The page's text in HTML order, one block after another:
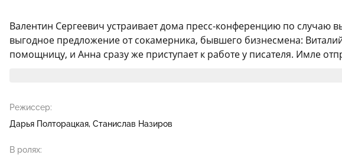
Валентин Сергеевич устраивает дома пресс-конференцию по случаю
выгодное предложение от сокамерника, бывшего бизнесмена:
помощницу, и Анна сразу же приступает к работе у писателя. Имле
Режиссер:
Дарья Полторацкая Станислав Назиров
В ролях: